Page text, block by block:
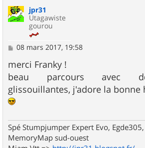
jpr31
Utagawiste
gourou
M
s
s
a
g
e
08 mars 2017, 19:58
merci Franky !
beau parcours avec
glissouillantes, j'adore la bonne
Spé Stumpjumper Expert Evo,
MemoryMap sud-ouest